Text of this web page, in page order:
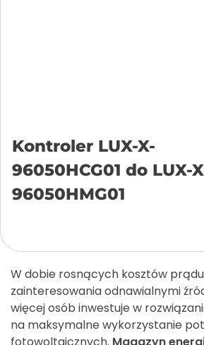
Kontroler LUX-X-
96050HCG01 do LUX-
96050HMG01
W dobie rosnących kosztów
zainteresowania odnawialnymi
więcej osób inwestuje w
na maksymalne wykorzystanie
fotowoltaicznych. Magazyn